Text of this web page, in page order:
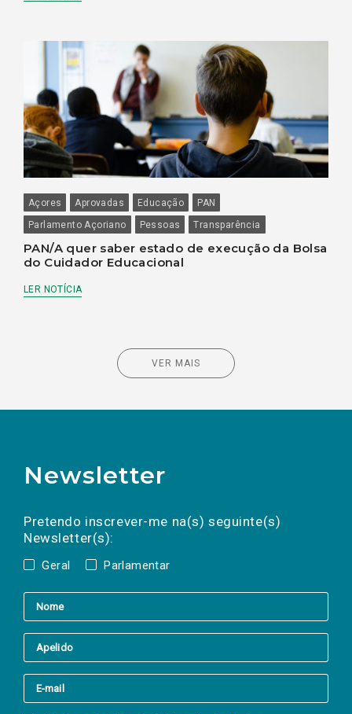
Açores Aprovadas Educação
PAN
Parlamento Açoriano
Pessoas Transparência
PAN/A quer saber estado de execução da Bolsa
do Cuidador Educacional
LER NOTÍCIA
VER MAIS
Newsletter
Pretendo inscrever-me na(s) seguinte(s)
Newsletter(s):
Geral Parlamentar
a(s) newsletter(s).
mail